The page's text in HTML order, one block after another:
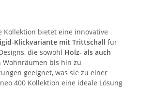
bietet eine innovative
Klickvariante mit Trittschall für
die sowohl Holz- als auch
Wohnräumen bis hin zu
geeignet, was sie zu einer
400 Kollektion eine ideale Lösung